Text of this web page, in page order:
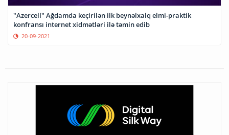
"Azercell" Ağdamda keçirilən ilk beynəlxalq elmi-praktik
konfransı internet xidmətləri ilə təmin edib
20-09-2021